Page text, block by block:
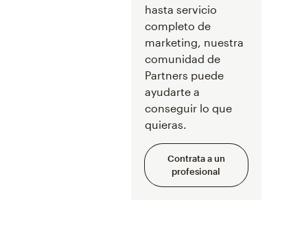
hasta servicio
completo de
marketing, nuestra
comunidad de
Partners puede
ayudarte a
conseguir lo que
quieras.
Contrata a un
profesional